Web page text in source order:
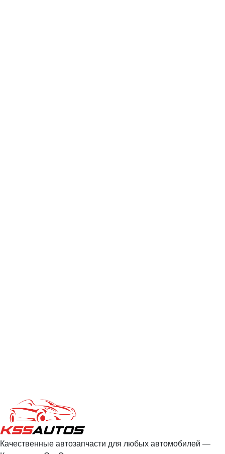
Качественные автозапчасти для любых автомобилей —